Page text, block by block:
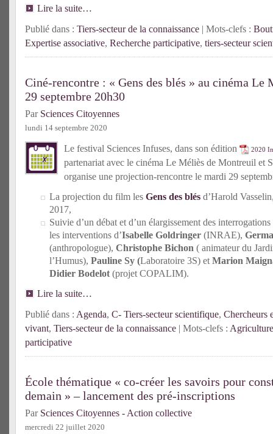
Lire la suite…
Publié dans : Tiers-secteur de la connaissance | Mots-clefs :
Expertise associative, Recherche participative, tiers-secteur
Ciné-rencontre : « Gens des blés » au cinéma
29 septembre 20h30
Par Sciences Citoyennes
lundi 14 septembre 2020
Le festival Sciences Infuses, dans son édition 2020
partenariat avec le cinéma Le Méliès de Montreuil et
organise une projection-rencontre le mardi 29
La projection du film les Gens des blés d’Harold
2017,
Suivie d’un débat et d’un élargissement des
les interventions d’Isabelle Goldringer (INRAE),
(anthropologue), Christophe Bichon ( animateur du
l’Humus), Pauline Sy (Laboratoire 3S) et Marion
Didier Bodelot (projet COPALIM).
Lire la suite…
Publié dans : Agenda, C- Tiers-secteur scientifique, Chercheurs
vivant, Tiers-secteur de la connaissance | Mots-clefs : Agriculture
participative
École thématique « co-créer les savoirs pour
demain » – lancement des pré-inscriptions
Par Sciences Citoyennes - Action collective
mercredi 22 juillet 2020